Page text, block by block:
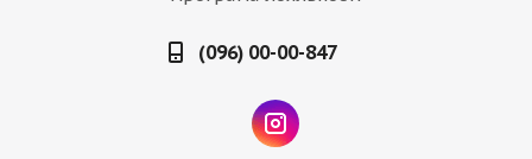
(096) 00-00-847